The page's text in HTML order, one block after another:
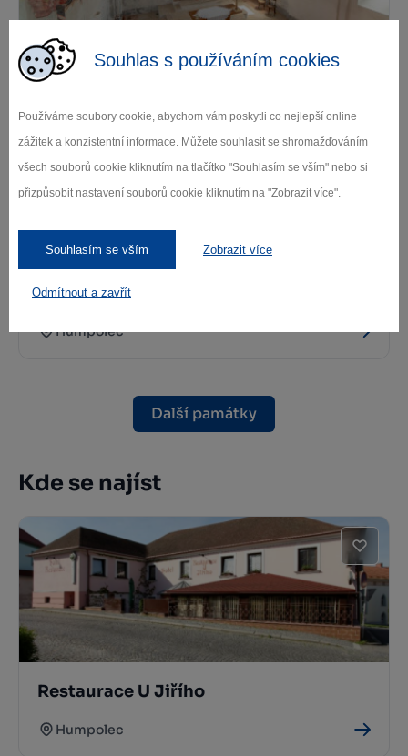
Souhlas s používáním cookies
Používáme soubory cookie, abychom vám poskytli co nejlepší online
zážitek a konzistentní informace. Můžete souhlasit se shromažďováním
všech souborů cookie kliknutím na tlačítko "Souhlasím se vším" nebo si
přizpůsobit nastavení souborů cookie kliknutím na "Zobrazit více".
Souhlasím se vším Zobrazit více
Odmítnout a zavřít
Synagoga Humpolec
Kostel sv. Mikuláše v Humpolci
Humpolec
Další památky
Kde se najíst
Restaurace U Jiřího
Humpolec